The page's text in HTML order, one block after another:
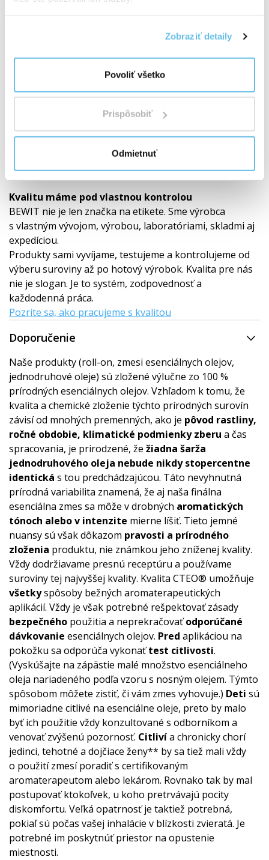
Zobraziť detaily
Povoliť všetko
Prispôsobiť
Odmietnuť
Kvalitu máme pod vlastnou kontrolou
BEWIT nie je len značka na etikete. Sme výrobca
s vlastným vývojom, výrobou, laboratóriami, skladmi aj
expedíciou.
Produkty sami vyvíjame, testujeme a kontrolujeme od
výberu suroviny až po hotový výrobok. Kvalita pre nás
nie je slogan. Je to systém, zodpovednosť a
každodenná práca.
Pozrite sa, ako pracujeme s kvalitou
Doporučenie
Naše produkty (roll-on, zmesi esenciálnych olejov,
jednodruhové oleje) sú zložené výlučne zo 100 %
prírodných esenciálnych olejov. Vzhľadom k tomu, že
kvalita a chemické zloženie týchto prírodných surovín
závisí od mnohých premenných, ako je pôvod rastliny,
ročné obdobie, klimatické podmienky zberu a čas
spracovania, je prirodzené, že žiadna šarža
jednodruhového oleja nebude nikdy stopercentne
identická s tou predchádzajúcou. Táto nevyhnutná
prírodná variabilita znamená, že aj naša finálna
esenciálna zmes sa môže v drobných aromatických
tónoch alebo v intenzite mierne líšiť. Tieto jemné
nuansy sú však dôkazom pravosti a prírodného
zloženia produktu, nie známkou jeho zníženej kvality.
Vždy dodržiavame presnú receptúru a používame
suroviny tej najvyššej kvality. Kvalita CTEO® umožňuje
všetkyspôsoby bežných aromaterapeutických
aplikácií. Vždy je však potrebné rešpektovať zásady
bezpečného použitia a neprekračovaťodporúčané
dávkovanie esenciálnych olejov. Pred aplikáciou na
pokožku sa odporúča vykonaťtest citlivosti.
(Vyskúšajte na zápästie malé množstvo esenciálneho
oleja nariadeného podľa vzoru s nosným olejem. Týmto
spôsobom môžete zistiť, či vám zmes vyhovuje.) Deti sú
mimoriadne citlivé na esenciálne oleje, preto by malo
byť ich použitie vždy konzultované s odborníkom a
venovať zvýšenú pozornosť. Citlivía chronicky chorí
jedinci, tehotné a dojčiace ženy** by sa tiež mali vždy
o použití zmesí poradiť s certifikovaným
aromaterapeutom alebo lekárom. Rovnako tak by mal
postupovať ktokoľvek, u koho pretrvávajú pocity
diskomfortu. Veľká opatrnosť je taktiež potrebná,
pokiaľ sú počas vašej inhalácie v blízkosti zvieratá. Je
potrebné im poskytnúť priestor na opustenie
miestnosti.